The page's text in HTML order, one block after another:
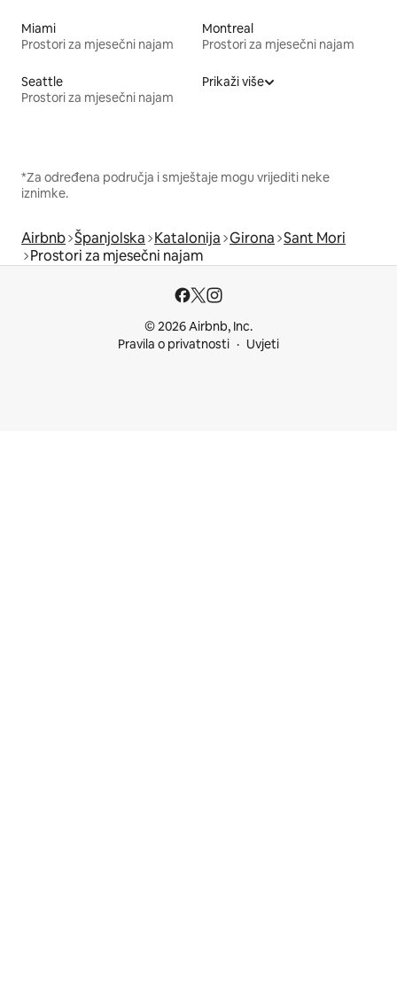
Miami
Prostori za mjesečni najam
Montreal
Prostori za mjesečni najam
Seattle
Prostori za mjesečni najam
Prikaži više
*Za određena područja i smještaje mogu vrijediti neke
iznimke.
Airbnb Španjolska Katalonija Girona Sant Mori
Prostori za mjesečni najam
© 2026 Airbnb, Inc.
Pravila o privatnosti
Uvjeti